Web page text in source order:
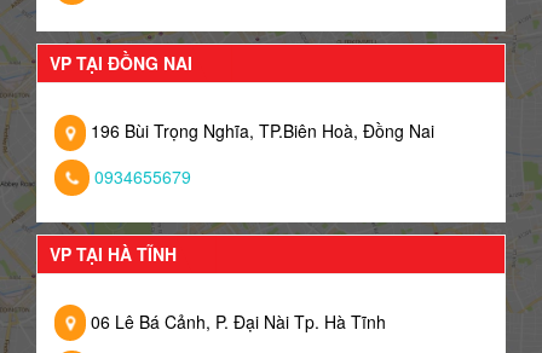
VP TẠI ĐỒNG NAI
196 Bùi Trọng Nghĩa, TP.Biên Hoà, Đồng Nai
0934655679
VP TẠI HÀ TĨNH
06 Lê Bá Cảnh, P. Đại Nài Tp. Hà Tĩnh